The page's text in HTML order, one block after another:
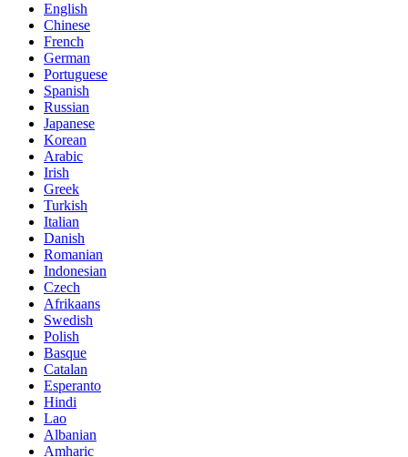
English
Chinese
French
German
Portuguese
Spanish
Russian
Japanese
Korean
Arabic
Irish
Greek
Turkish
Italian
Danish
Romanian
Indonesian
Czech
Afrikaans
Swedish
Polish
Basque
Catalan
Esperanto
Hindi
Lao
Albanian
Amharic